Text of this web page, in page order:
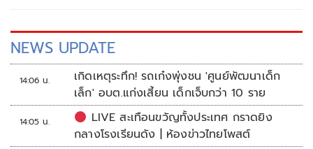
NEWS UPDATE
14:06 น.
เกิดเหตุระทึก! รถเก๋งพุ่งชน 'ศูนย์พัฒนาเด็ก
เล็ก' อบต.แก่งเสี้ยน เด็กเจ็บกว่า 10 ราย
14:05 น.
LIVE สะเทือนขวัญทั้งประเทศ กราดยิง
กลางโรงเรียนดัง | ห้องข่าวไทยโพสต์